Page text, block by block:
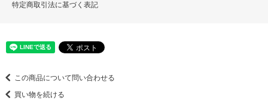
特定商取引法に基づく表記
この商品について問い合わせる
買い物を続ける